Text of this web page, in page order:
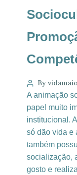
By
A animação
papel muito
institucional.
só dão vida e
também
socialização,
gosto e